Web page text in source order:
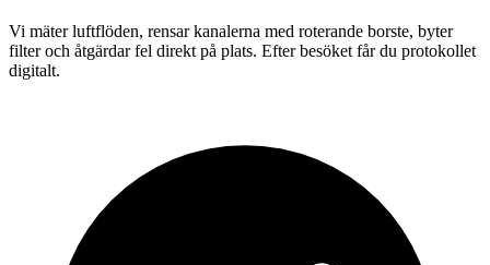
Vi mäter luftflöden, rensar kanalerna med roterande borste, byter
filter och åtgärdar fel direkt på plats. Efter besöket får du protokollet
digitalt.